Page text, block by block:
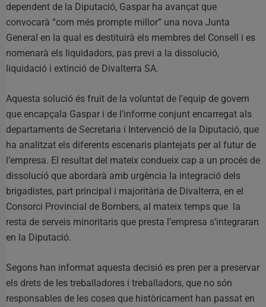
dependent de la Diputació, Gaspar ha avançat que
convocarà “com més prompte millor” una nova Junta
General en la qual es destituirà els membres del Consell i es
nomenarà els liquidadors, pas previ a la dissolució,
liquidació i extinció de Divalterra SA.
Aquesta solució és fruit de la voluntat de l’equip de govern
que encapçala Gaspar i de l’informe conjunt encarregat als
departaments de Secretaria i Intervenció de la Diputació, que
ha analitzat els diferents escenaris plantejats per al futur de
l’empresa. El resultat del mateix condueix cap a un procés de
dissolució que abordarà amb urgència la integració dels
brigadistes, part principal i majoritària de Divalterra, en el
Consorci Provincial de Bombers, al mateix temps que la
resta de serveis minoritaris que presta l’empresa s’integraran
en la Diputació.
Segons han informat aquesta decisió es pren per a preservar
els drets de les treballadores i treballadors, que no són
responsables de les coses que històricament han passat en